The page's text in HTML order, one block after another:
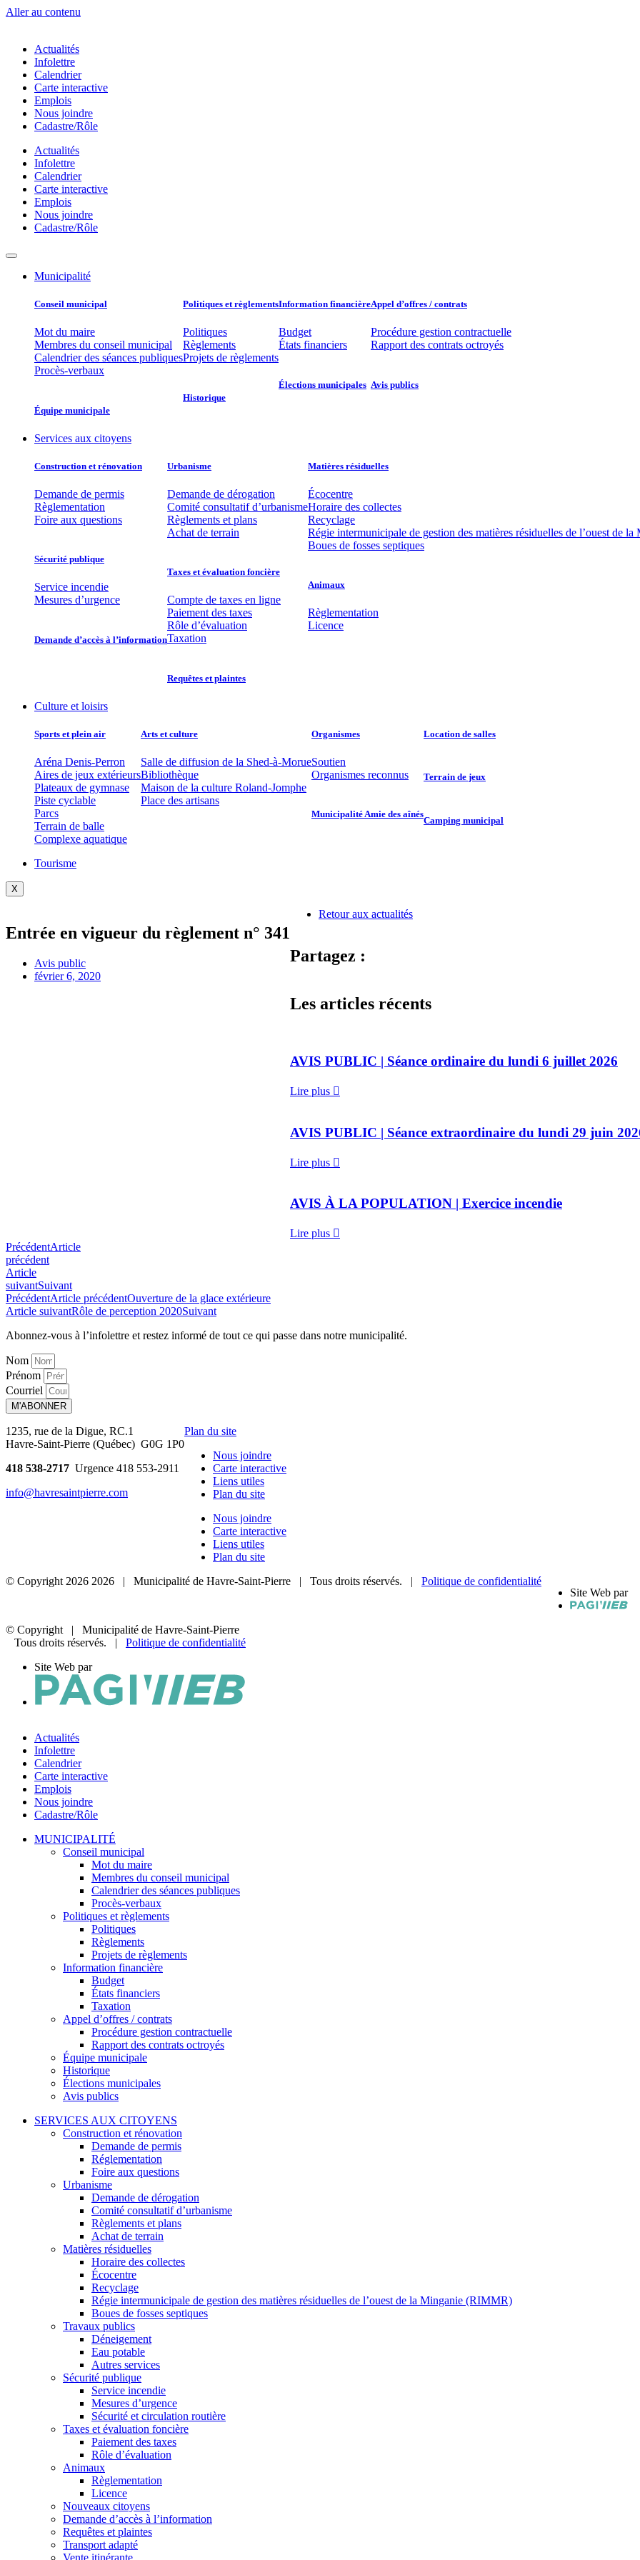
Aller au contenu
Actualités
Infolettre
Calendrier
Carte interactive
Emplois
Nous joindre
Cadastre/Rôle
Actualités
Infolettre
Calendrier
Carte interactive
Emplois
Nous joindre
Cadastre/Rôle
Municipalité
Conseil municipal​
Mot du maire
Membres du conseil municipal
Calendrier des séances publiques
Procès-verbaux
Équipe municipale​
Politiques et règlements​
Politiques
Règlements
Projets de règlements
Historique
Information financière​
Budget
États financiers
Élections municipales​​
Appel d’offres / contrats​
Procédure gestion contractuelle
Rapport des contrats octroyés
Avis publics
Services aux citoyens
Construction et rénovation
Demande de permis
Règlementation
Foire aux questions
Sécurité publique
Service incendie
Mesures d’urgence
Demande d’accès à l’information
Urbanisme
Demande de dérogation
Comité consultatif d’urbanisme
Règlements et plans
Achat de terrain
Taxes et évaluation foncière
Compte de taxes en ligne
Paiement des taxes
Rôle d’évaluation
Taxation
Requêtes et plaintes
Matières résiduelles
Écocentre
Horaire des collectes
Recyclage
Régie intermunicipale de gestion des matières résiduelles de l’ouest de
Boues de fosses septiques
Animaux
Règlementation
Licence
Culture et loisirs
Sports et plein air
Aréna Denis-Perron
Aires de jeux extérieurs
Plateaux de gymnase
Piste cyclable
Parcs
Terrain de balle
Complexe aquatique
Arts et culture
Salle de diffusion de la Shed-à-Morue
Bibliothèque
Maison de la culture Roland-Jomphe
Place des artisans
Organismes
Soutien
Organismes reconnus
Municipalité Amie des aînés
Location de salles
Terrain de jeux
Camping municipal
Tourisme
X
Entrée en vigueur du règlement n° 341
Avis public
février 6, 2020
Retour aux actualités
Partagez :
Les articles récents
AVIS PUBLIC | Séance ordinaire du lundi 6 juillet 2026
Lire plus
AVIS PUBLIC | Séance extraordinaire du lundi 29 juin
Lire plus
AVIS À LA POPULATION | Exercice incendie
Lire plus
PrécédentArticle
précédent
Article
suivantSuivant
PrécédentArticle précédentOuverture de la glace extérieure
Article suivantRôle de perception 2020Suivant
Abonnez-vous à l’infolettre et restez informé de tout ce qui passe dans notre municipalité.
Nom
Prénom
Courriel
M'ABONNER
1235, rue de la Digue, RC.1
Havre-Saint-Pierre (Québec) G0G 1P0
418 538-2717 Urgence 418 553-2911
info@havresaintpierre.com
Plan du site
Nous joindre
Carte interactive
Liens utiles
Plan du site
Nous joindre
Carte interactive
Liens utiles
Plan du site
© Copyright 2026 2026 | Municipalité de Havre-Saint-Pierre | Tous droits réservés. | Politique de confidentialité
Site Web par
© Copyright
| Municipalité de Havre-Saint-Pierre
Tous droits réservés. | Politique de confidentialité
Site Web par
Actualités
Infolettre
Calendrier
Carte interactive
Emplois
Nous joindre
Cadastre/Rôle
MUNICIPALITÉ
Conseil municipal
Mot du maire
Membres du conseil municipal
Calendrier des séances publiques
Procès-verbaux
Politiques et règlements
Politiques
Règlements
Projets de règlements
Information financière
Budget
États financiers
Taxation
Appel d’offres / contrats
Procédure gestion contractuelle
Rapport des contrats octroyés
Équipe municipale
Historique
Élections municipales
Avis publics
SERVICES AUX CITOYENS
Construction et rénovation
Demande de permis
Réglementation
Foire aux questions
Urbanisme
Demande de dérogation
Comité consultatif d’urbanisme
Règlements et plans
Achat de terrain
Matières résiduelles
Horaire des collectes
Écocentre
Recyclage
Régie intermunicipale de gestion des matières résiduelles de l’ouest de la Minganie (RIMMR)
Boues de fosses septiques
Travaux publics
Déneigement
Eau potable
Autres services
Sécurité publique
Service incendie
Mesures d’urgence
Sécurité et circulation routière
Taxes et évaluation foncière
Paiement des taxes
Rôle d’évaluation
Animaux
Règlementation
Licence
Nouveaux citoyens
Demande d’accès à l’information
Requêtes et plaintes
Transport adapté